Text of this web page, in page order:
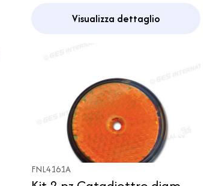
Visualizza dettaglio
FNL4161A